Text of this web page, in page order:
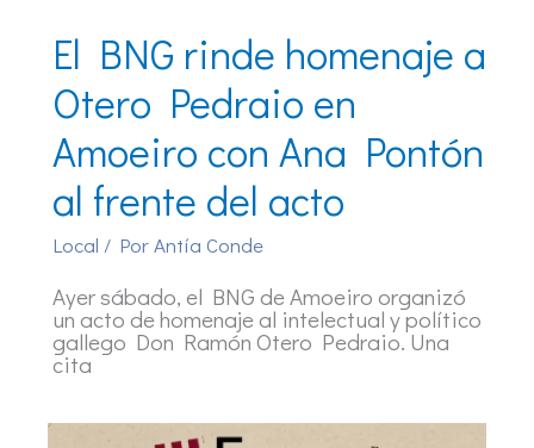
El BNG rinde homenaje a
Otero Pedraio en
Amoeiro con Ana Pontón
al frente del acto
Local / PorAntía Conde
Ayer sábado, el BNG de Amoeiro organizó
un acto de homenaje al intelectual y político
gallego Don Ramón Otero Pedraio. Una
cita